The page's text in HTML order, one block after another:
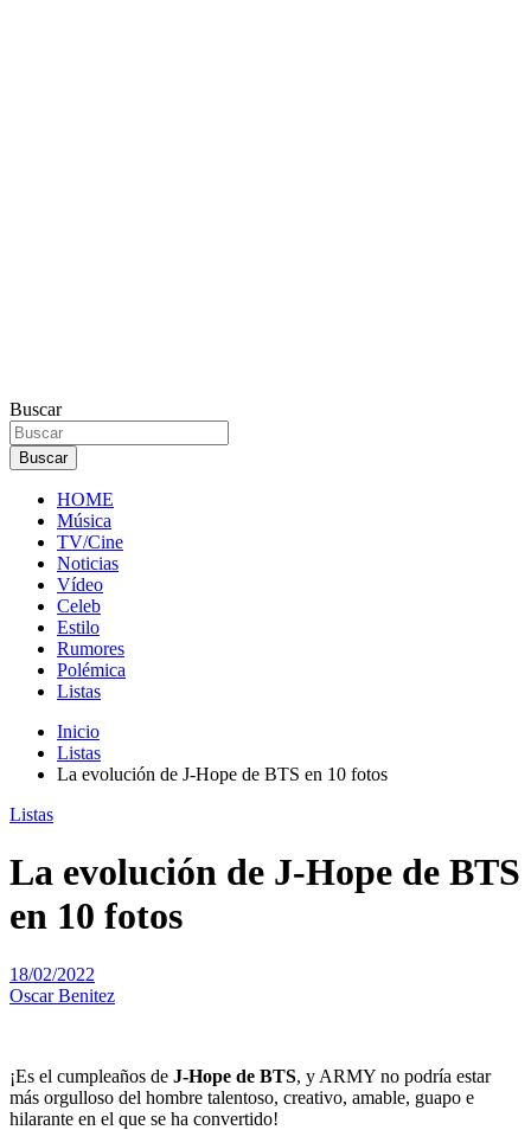
Buscar
Buscar
HOME
Música
TV/Cine
Noticias
Vídeo
Celeb
Estilo
Rumores
Polémica
Listas
Inicio
Listas
La evolución de J-Hope de BTS en 10 fotos
Listas
La evolución de J-Hope de BTS
en 10 fotos
18/02/2022
Oscar Benitez
¡Es el cumpleaños de J-Hope de BTS, y ARMY no podría estar
más orgulloso del hombre talentoso, creativo, amable, guapo e
hilarante en el que se ha convertido!